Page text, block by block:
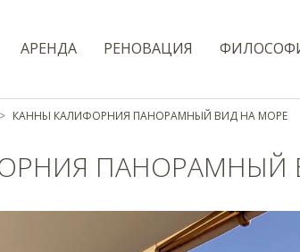
AРЕНДА РЕНОВАЦИЯ
КАННЫ КАЛИФОРНИЯ ПАНОРАМНЫЙ ВИД НА МОРЕ
ПАНОРАМНЫЙ